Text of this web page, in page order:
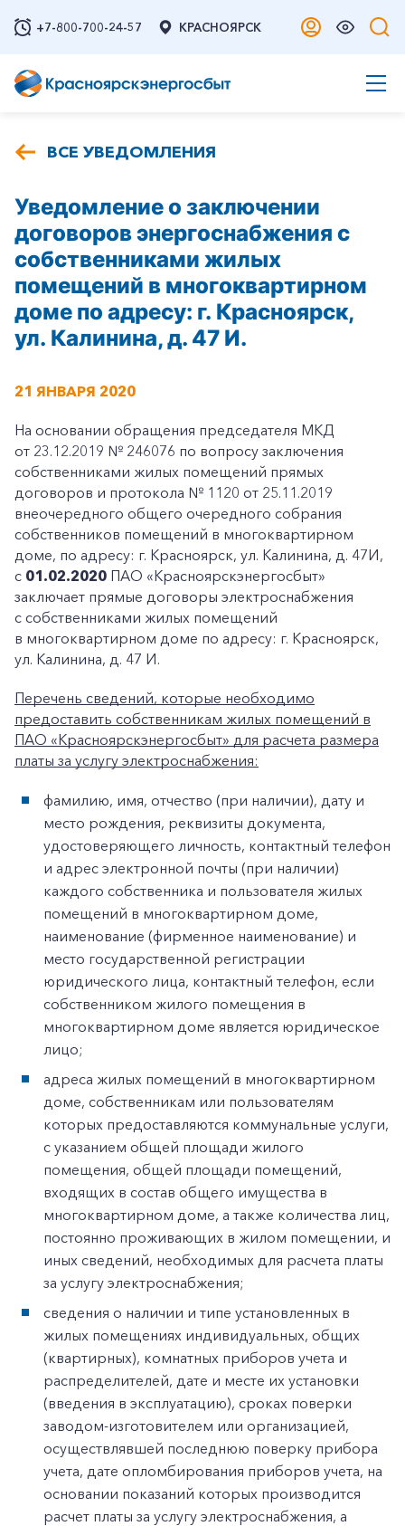
+7-800-700-24-57 КРАСНОЯРСК
ВСЕ УВЕДОМЛЕНИЯ
Уведомление о заключении
договоров энергоснабжения с
собственниками жилых
помещений в многоквартирном
доме по адресу: г. Красноярск,
ул. Калинина, д. 47 И.
21 ЯНВАРЯ 2020
На основании обращения председателя МКД
от 23.12.2019 № 246076 по вопросу заключения
собственниками жилых помещений прямых
договоров и протокола № 1120 от 25.11.2019
внеочередного общего очередного собрания
собственников помещений в многоквартирном
доме, по адресу: г. Красноярск, ул. Калинина, д. 47И,
с 01.02.2020 ПАО «Красноярскэнергосбыт»
заключает прямые договоры электроснабжения
с собственниками жилых помещений
в многоквартирном доме по адресу: г. Красноярск,
ул. Калинина, д. 47 И.
Перечень сведений, которые необходимо
предоставить собственникам жилых помещений в
ПАО «Красноярскэнергосбыт» для расчета размера
платы за услугу электроснабжения:
фамилию, имя, отчество (при наличии), дату и
место рождения, реквизиты документа,
удостоверяющего личность, контактный телефон
и адрес электронной почты (при наличии)
каждого собственника и пользователя жилых
помещений в многоквартирном доме,
наименование (фирменное наименование) и
место государственной регистрации
юридического лица, контактный телефон, если
собственником жилого помещения в
многоквартирном доме является юридическое
лицо;
адреса жилых помещений в многоквартирном
доме, собственникам или пользователям
которых предоставляются коммунальные услуги,
с указанием общей площади жилого
помещения, общей площади помещений,
входящих в состав общего имущества в
многоквартирном доме, а также количества лиц,
постоянно проживающих в жилом помещении, и
иных сведений, необходимых для расчета платы
за услугу электроснабжения;
сведения о наличии и типе установленных в
жилых помещениях индивидуальных, общих
(квартирных), комнатных приборов учета и
распределителей, дате и месте их установки
(введения в эксплуатацию), сроках поверки
заводом-изготовителем или организацией,
осуществлявшей последнюю поверку прибора
учета, дате опломбирования приборов учета, на
основании показаний которых производится
расчет платы за услугу электроснабжения, а